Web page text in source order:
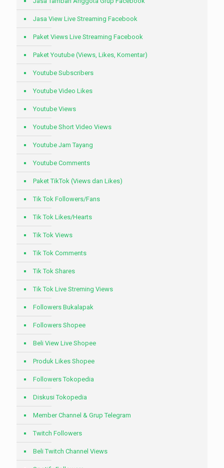
Jasa View Live Streaming Facebook
Paket Views Live Streaming Facebook
Paket Youtube (Views, Likes, Komentar)
Youtube Subscribers
Youtube Video Likes
Youtube Views
Youtube Short Video Views
Youtube Jam Tayang
Youtube Comments
Paket TikTok (Views dan Likes)
Tik Tok Followers/Fans
Tik Tok Likes/Hearts
Tik Tok Views
Tik Tok Comments
Tik Tok Shares
Tik Tok Live Streming Views
Followers Bukalapak
Followers Shopee
Beli View Live Shopee
Produk Likes Shopee
Followers Tokopedia
Diskusi Tokopedia
Member Channel & Grup Telegram
Twitch Followers
Beli Twitch Channel Views